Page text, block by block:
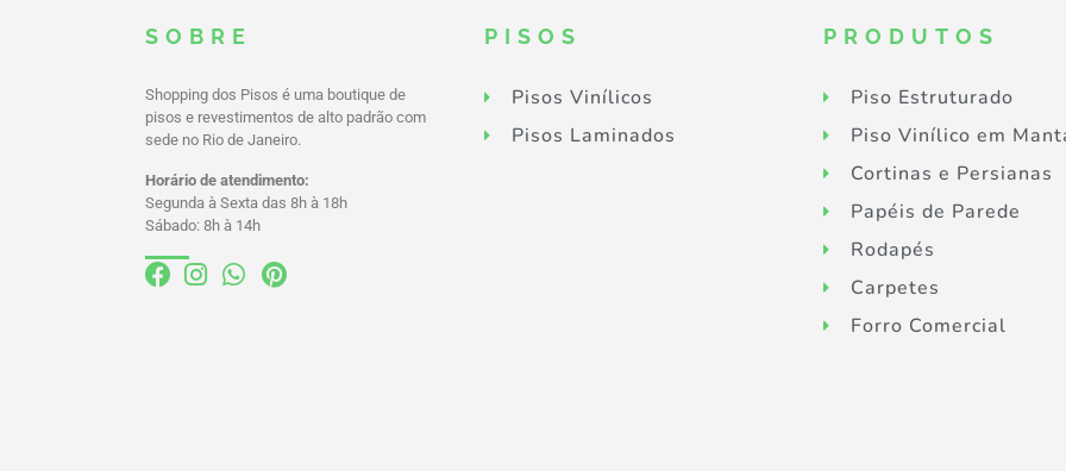
SOBRE
Shopping dos Pisos é uma boutique de
pisos e revestimentos de alto padrão com
sede no Rio de Janeiro.
Horário de atendimento:
Segunda à Sexta das 8h à 18h
Sábado: 8h à 14h
PISOS
Pisos Vinílicos
Pisos Laminados
PRODUTOS
Piso Estruturado
Piso Vinílico em
Cortinas e Persianas
Papéis de Parede
Rodapés
Carpetes
Forro Comercial